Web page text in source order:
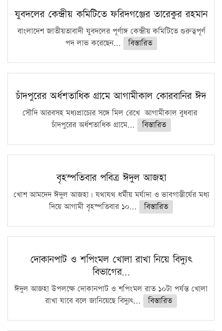
কঠোর হচ্ছে এসএসসি ও এইচএসসি পরীক্ষা
ফরিদগঞ্জে আগুনে পুড়লো ৬ ব্যবসা প্রতিষ্ঠান
যুবদলের কেন্দ্রীয় কমিটিতে ফরিদগঞ্জের তারেকুর রহমান
বাংলাদেশ জাতীয়তাবাদী যুবদলের পূর্ণাঙ্গ কেন্দ্রীয় কমিটিতে গুরুত্বপূর্ণ
পদ লাভ করেছেন...
বিস্তারিত
চাঁদপুরের অর্ধশতাধিক গ্রামে আগামীকাল কোরবানির ঈদ
সৌদি আরবসহ মধ্যপ্রাচ্যের সঙ্গে মিল রেখে আগামীকাল বুধবার
চাঁদপুরের অর্ধশতাধিক গ্রামে...
বিস্তারিত
বৃহস্পতিবার পবিত্র ঈদুল আজহা
খোশ আমদেদ ঈদুল আজহা। যথাযথ ধর্মীয় মর্যাদা ও ভাবগাম্ভীর্যের মধ্য
দিয়ে আগামী বৃহস্পতিবার ১০...
বিস্তারিত
দোকানপাট ও শপিংমল খোলা রাখা নিয়ে বিদ্যুৎ
বিভাগের…
ঈদুল আজহা উপলক্ষে দোকানপাট ও শপিংমল রাত ১০টা পর্যন্ত খোলা
রাখা যাবে বলে জানিয়েছে বিদ্যুৎ...
বিস্তারিত